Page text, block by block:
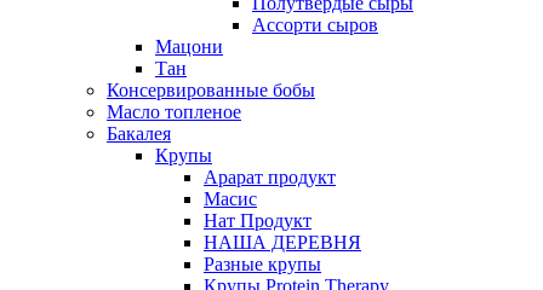
Ассорти сыров
Мацони
Тан
Консервированные бобы
Масло топленое
Бакалея
Крупы
Арарат продукт
Масис
Нат Продукт
НАША ДЕРЕВНЯ
Разные крупы
Крупы Protein Therapy